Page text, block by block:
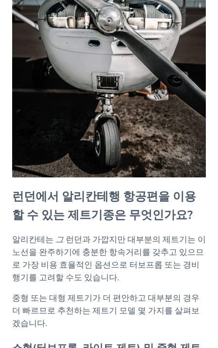
런던에서 알리칸테행 항공편을 이용
할 수 있는 제트기종은 무엇인가요?
알리칸테는 그 런던과 가깝지만 대부분의 제트기는 이
노선을 완주하기에 충분한 항속거리를 갖추고 있으므
로 가장 비용 효율적인 옵션으로 터보프롭 또는 경비
행기를 고려할 수도 있습니다.
중형 또는 대형 제트기가 더 편안하고 대부분의 경우
더 빠르므로 추천하는 제트기 모델 몇 가지를 살펴보
겠습니다.